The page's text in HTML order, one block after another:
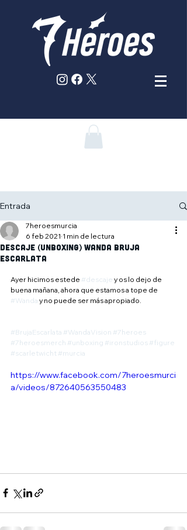
Entrada
Descaje (Unboxing) Wanda Bruja
Escarlata
7heroesmurcia
6 feb 2021 1 min de lectura
Ayer hicimos estede #descaje y os lo dejo de
buena mañana, ahora que estamos a tope de
#Wanda y no puede ser más apropiado.
#BrujaEscarlata #WandaVision #7heroes
#7heroesmerch #unboxing #ironstudios #figure
#scarletwicht #murcia
https://www.facebook.com/7heroesmurci
a/videos/872640563550483